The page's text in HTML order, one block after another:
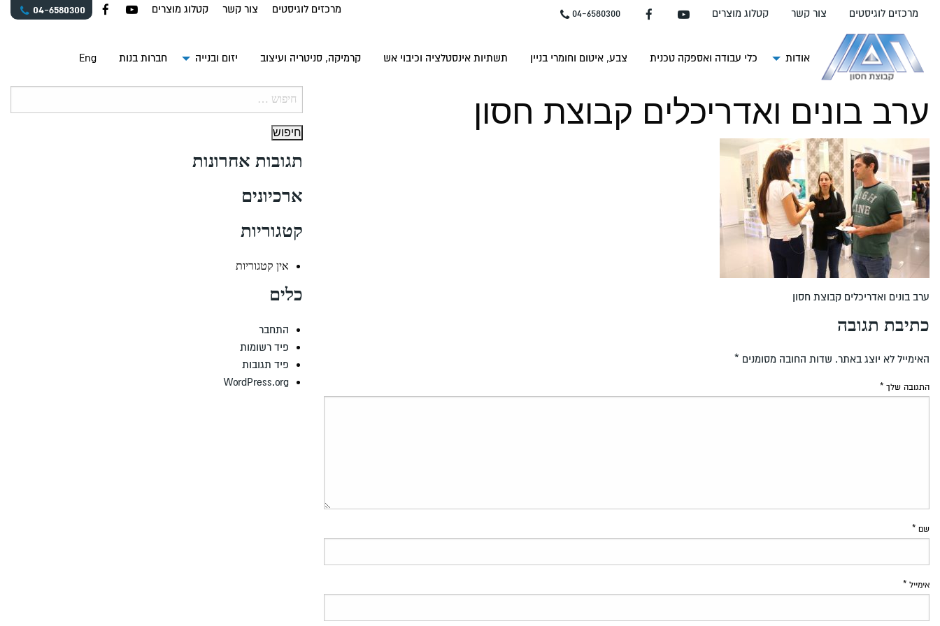
העמוד
מרכזים לוגיסטים צור קשר קטלוג מוצרים 04-6580300 מרכזים לוגיסטים צור קשר קטלוג מוצרים 04-6580300
אודות כלי עבודה ואספקה טכנית צבע, איטום וחומרי בניין תשתיות אינסטלציה וכיבוי אש קרמיקה, סניטריה ועיצוב יזום ובנייה חברות בנות Eng
ערב בונים ואדריכלים קבוצת חסון
ערב בונים ואדריכלים קבוצת חסון
כתיבת תגובה
האימייל לא יוצג באתר. שדות החובה מסומנים *
התגובה שלך *
שם *
אימייל *
תגובות אחרונות
ארכיונים
קטגוריות
אין קטגוריות
כלים
התחבר
פיד רשומות
פיד תגובות
WordPress.org